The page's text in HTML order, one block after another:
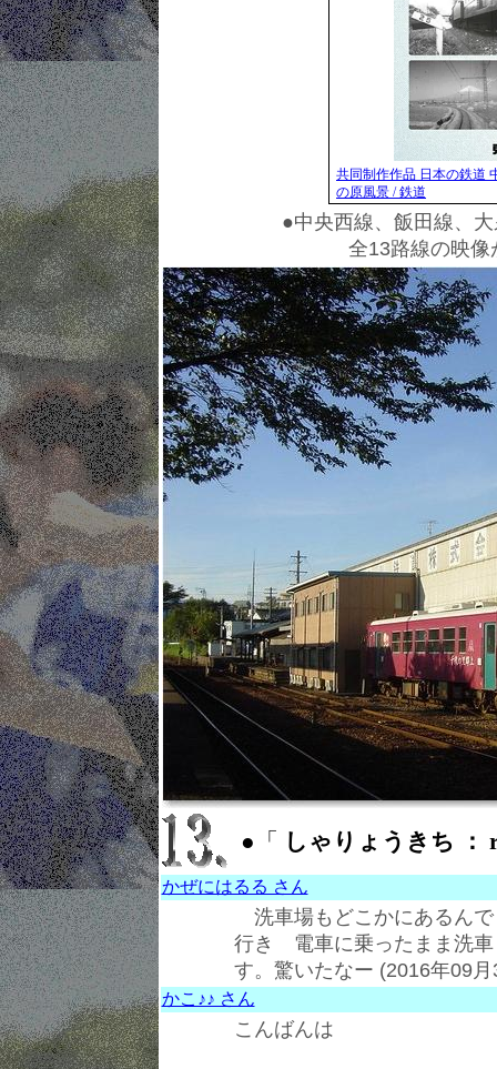
共同制作作品 日本の鉄道
の原風景 / 鉄道
●中央西線、飯田線、
全13路線の映
●「 しゃりょうきち ：
かぜにはるる さん
洗車場もどこかにあるん
行き 電車に乗ったまま洗
す。驚いたなー (2016年09
かこ♪♪ さん
こんばんは